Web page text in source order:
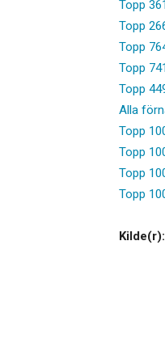
Topp
Topp
Topp
Topp
Topp
Alla
Topp
Topp
Topp
Topp
Kilde(r):